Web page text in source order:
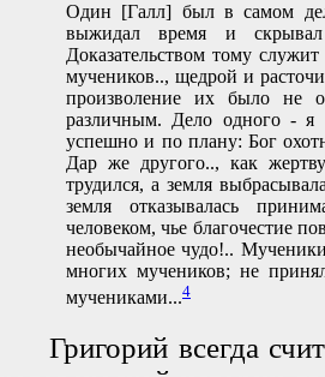
Один [Галл] был в самом
выжидал время и
Доказательством тому
мучеников.., щедрой и
произволение их было не
различным. Дело одного -
успешно и по плану: Бог
Дар же другого.., как
трудился, а земля
земля отказывалась
человеком, чье благочестие
необычайное чудо!..
многих мучеников; не
мучениками...4
Григорий всегда